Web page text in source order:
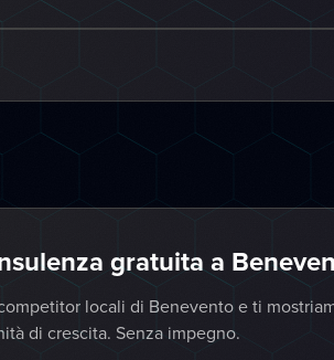
gratuita a
locali di Benevento e ti
di crescita. Senza impegno.